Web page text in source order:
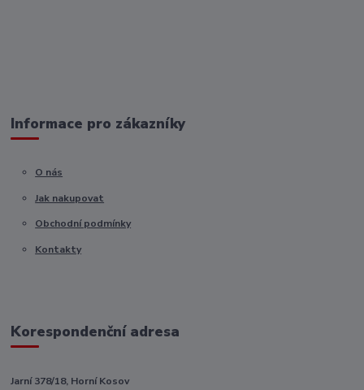
Informace pro zákazníky
O nás
Jak nakupovat
Obchodní podmínky
Kontakty
Korespondenční adresa
Jarní 378/18, Horní Kosov